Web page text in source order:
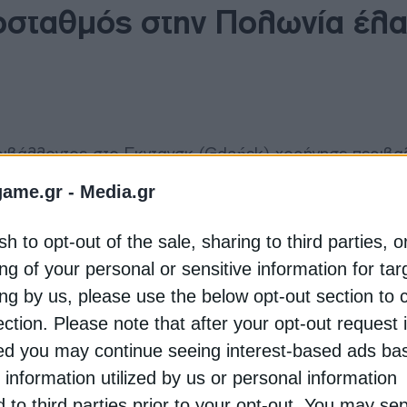
- Media.gr
to opt-out of the sale, sharing to third parties,
of your personal or sensitive information for
by us, please use the below opt-out section to
Please note that after your opt-out request
you may continue seeing interest-based ads
information utilized by us or personal information
στην Πολωνία
στο Γκντανσκ (Gdańsk) χορήγησε
τάσης, ο οποίος θα αποτελέσει κρίσιμο τμήμα της
σταθμό της
ο υποσταθμός θα υποστηρίζει τη διοχέτευση της
γράφει το ceenergy.news.
(PSE) και προβλέπεται να
βόρεια Πολωνία. Θα πρόκειται για την πρώτη
τη διασύνδεση πυρηνικής ενέργειας με το εθνικό